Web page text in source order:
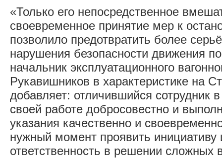
«Только его непосредственное
своевременное принятие мер к
позволило предотвратить более
нарушения безопасности движения
начальник эксплуатационного
Рукавишников в характеристике на
добавляет: отличившийся сотрудник
своей работе добросовестно и
указания качественно и
нужный момент проявить инициативу
ответственность в решении сложных